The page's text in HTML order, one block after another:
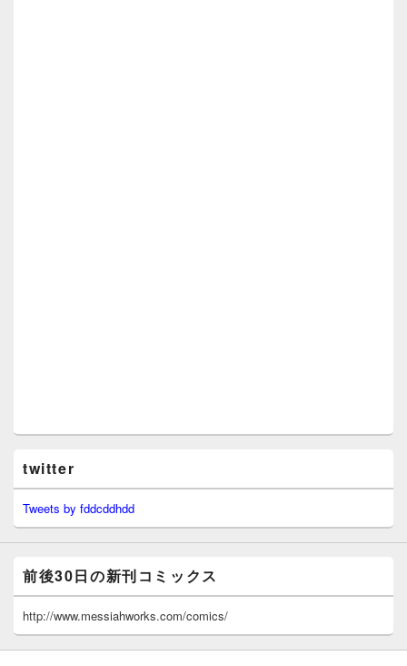
twitter
Tweets by fddcddhdd
前後30日の新刊コミックス
http://www.messiahworks.com/comics/